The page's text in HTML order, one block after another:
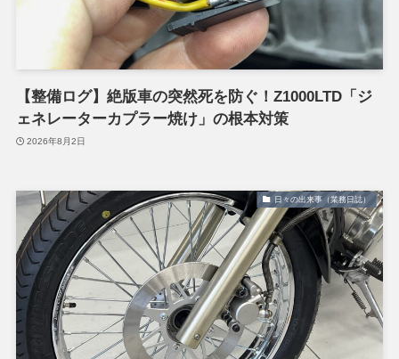
【整備ログ】絶版車の突然死を防ぐ！Z1000LTD「ジ
ェネレーターカプラー焼け」の根本対策
2026年8月2日
日々の出来事（業務日誌）